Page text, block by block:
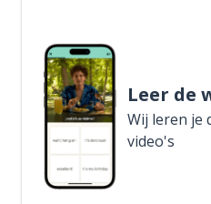
Leer de
Wij leren je
video's